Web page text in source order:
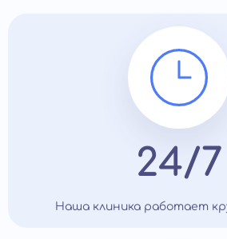
24/7
Наша клиника работает